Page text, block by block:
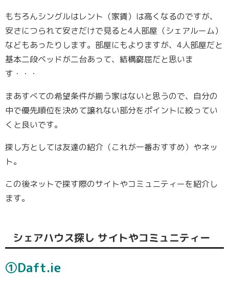
もちろんシングルはレント（家賃）は高くなるのですが、
安さにつられて安さだけで見ると4人部屋（シェアルーム）
などもあったりします。部屋にもよりますが、4人部屋だと
基本二段ベッドが二台あって、結構窮屈だと思いま
す・・・
まあすべての希望条件が揃う家はないと思うので、自分の
中で優先順位を決めて譲れない部分をポイントに絞ってい
くと良いです。
探し方としては友達の紹介（これが一番おすすめ）やネッ
ト。
この後ネットで探す際のサイトやコミュニティーを紹介し
ます。
シェアハウス探し サイトやコミュニティー
①Daft.ie